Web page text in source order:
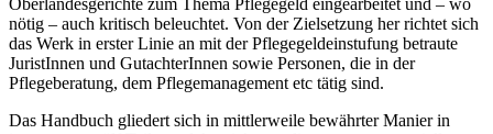
nötig – auch kritisch beleuchtet. Von der Zielsetzung her richtet sich
das Werk in erster Linie an mit der Pflegegeldeinstufung betraute
JuristInnen und GutachterInnen sowie Personen, die in der
Pflegeberatung, dem Pflegemanagement etc tätig sind.
Das Handbuch gliedert sich in mittlerweile bewährter Manier in